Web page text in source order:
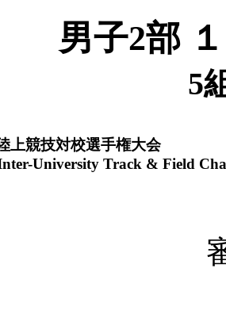
男子2部
5
上競技対校選手権大会
University Track & Field